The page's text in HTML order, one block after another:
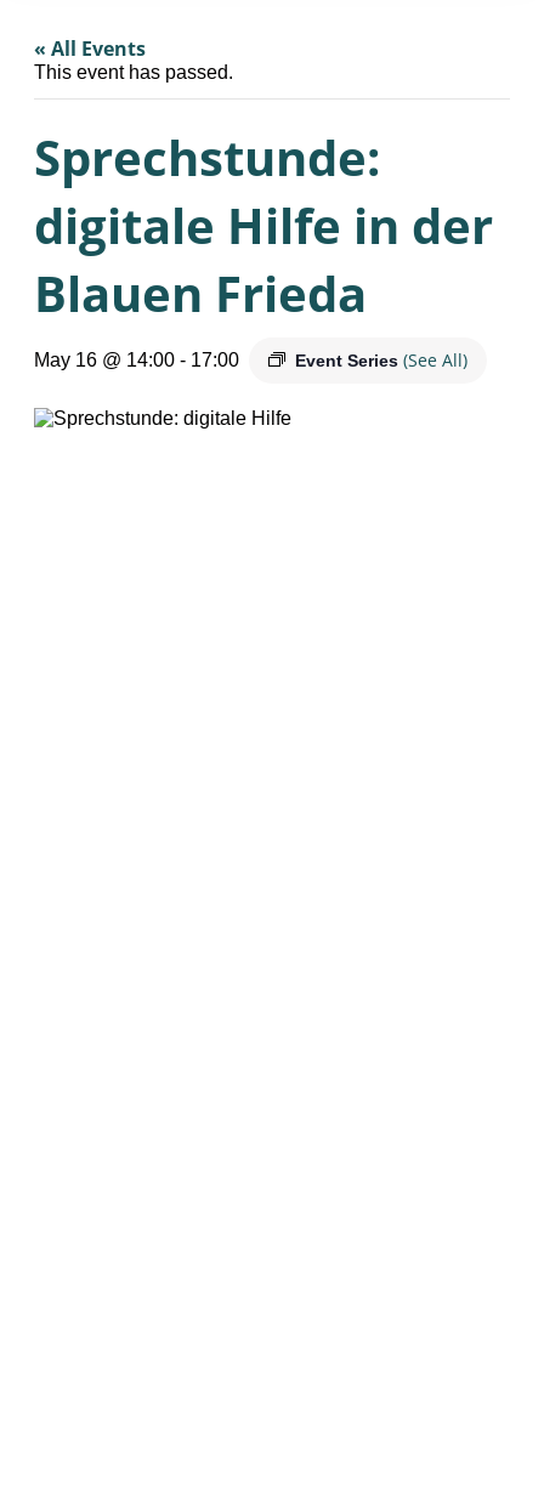
« All Events
This event has passed.
Sprechstunde:
digitale Hilfe in der
Blauen Frieda
May 16 @ 14:00 - 17:00 Event Series (See All)